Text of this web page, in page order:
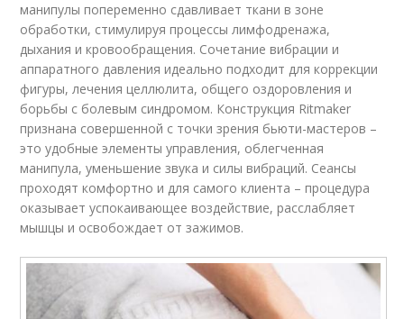
манипулы попеременно сдавливает ткани в зоне
обработки, стимулируя процессы лимфодренажа,
дыхания и кровообращения. Сочетание вибрации и
аппаратного давления идеально подходит для коррекции
фигуры, лечения целлюлита, общего оздоровления и
борьбы с болевым синдромом. Конструкция Ritmaker
признана совершенной с точки зрения бьюти-мастеров –
это удобные элементы управления, облегченная
манипула, уменьшение звука и силы вибраций. Сеансы
проходят комфортно и для самого клиента – процедура
оказывает успокаивающее воздействие, расслабляет
мышцы и освобождает от зажимов.